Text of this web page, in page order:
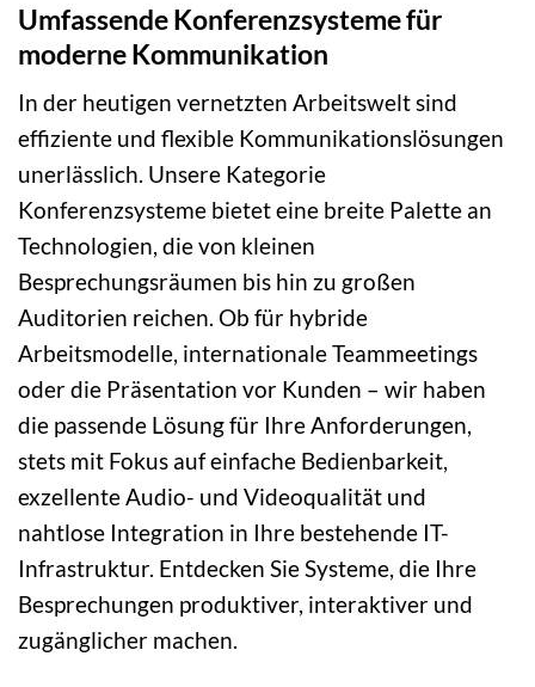
Umfassende Konferenzsysteme für
moderne Kommunikation
In der heutigen vernetzten Arbeitswelt sind
effiziente und flexible Kommunikationslösungen
unerlässlich. Unsere Kategorie
Konferenzsysteme bietet eine breite Palette an
Technologien, die von kleinen
Besprechungsräumen bis hin zu großen
Auditorien reichen. Ob für hybride
Arbeitsmodelle, internationale Teammeetings
oder die Präsentation vor Kunden – wir haben
die passende Lösung für Ihre Anforderungen,
stets mit Fokus auf einfache Bedienbarkeit,
exzellente Audio- und Videoqualität und
nahtlose Integration in Ihre bestehende IT-
Infrastruktur. Entdecken Sie Systeme, die Ihre
Besprechungen produktiver, interaktiver und
zugänglicher machen.